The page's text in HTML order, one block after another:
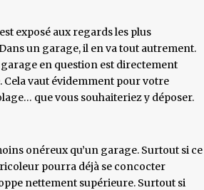
exposé aux regards les plus
un garage, il en va tout autrement.
en question est directement
vaut évidemment pour votre
que vous souhaiteriez y déposer.
onéreux qu’un garage. Surtout si ce
pourra déjà se concocter
nettement supérieure. Surtout si